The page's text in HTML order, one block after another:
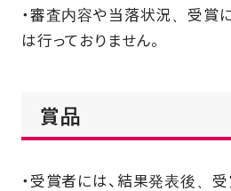
・審査内容や当落状況、受賞
は行っておりません。
賞品
・受賞者には、結果発表後、